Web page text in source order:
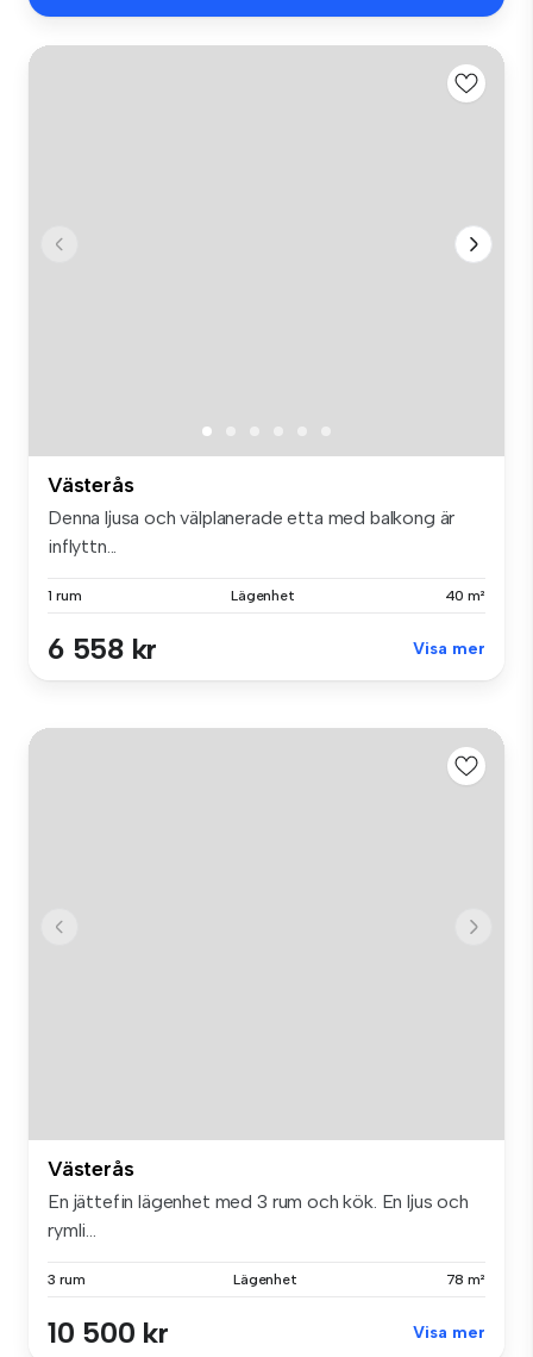
Västerås
Denna ljusa och välplanerade etta med balkong är
inflyttn...
1 rum Lägenhet 40 m²
6 558 kr Visa mer
Västerås
En jättefin lägenhet med 3 rum och kök. En ljus och
rymli...
3 rum Lägenhet 78 m²
10 500 kr Visa mer